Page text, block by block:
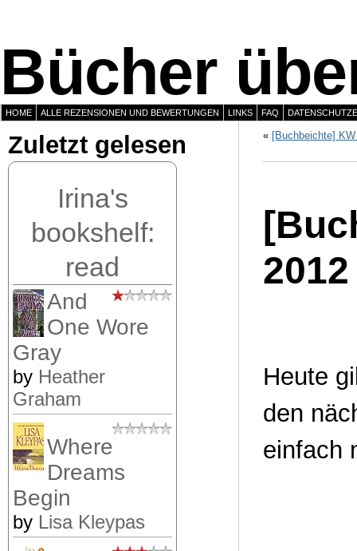
Bücher
HOME ALLE REZENSIONEN UND BEWERTUNGEN LINKS FAQ
Zuletzt gelesen
Irina's
bookshelf:
read
And
One Wore
Gray
by Heather
Graham
Where
Dreams
Begin
by Lisa Kleypas
« [Buchbeichte]
2012
Heute
den
einfach